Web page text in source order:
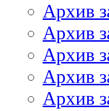
Архив
Архив
Архив
Архив
Архив